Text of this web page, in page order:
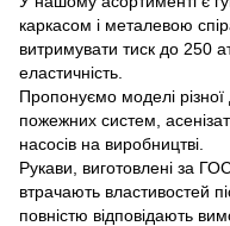
каркасом і металевою
витримувати тиск до 250
еластичність.
Пропонуємо моделі
пожежних систем,
насосів на виробництві.
Рукави, виготовлені за
втрачають властивостей
повністю відповідають